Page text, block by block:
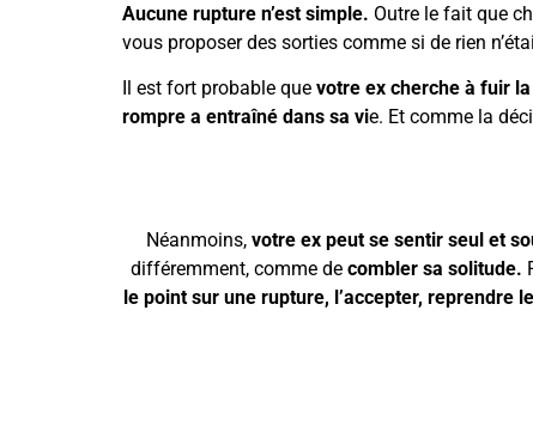
Aucune rupture n’est simple. Outre le fait que
vous proposer des sorties comme si de rien
Il est fort probable que votre ex cherche à fuir
rompre a entraîné dans sa vie. Et comme la
Néanmoins, votre ex peut se sentir seul et
différemment, comme de combler sa solitude.
le point sur une rupture, l’accepter, reprendre